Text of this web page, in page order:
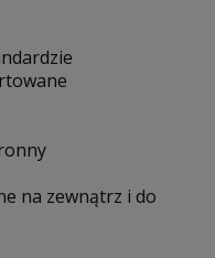
na zewnątrz i do